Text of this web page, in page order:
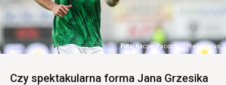
Kacper Pacocha / PressFocus
Czy spektakularna forma Jana Grzesika